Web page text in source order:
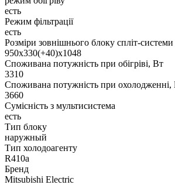
есть
Режим фільтрації
есть
Розміри зовнішнього блоку спліт-
950x330(+40)x1048
Споживана потужність при обігріві, Вт
3310
Споживана потужність при охолодженні,
3660
Сумісність з мультисистема
есть
Тип блоку
наружный
Тип холодоагенту
R410a
Бренд
Mitsubishi Electric